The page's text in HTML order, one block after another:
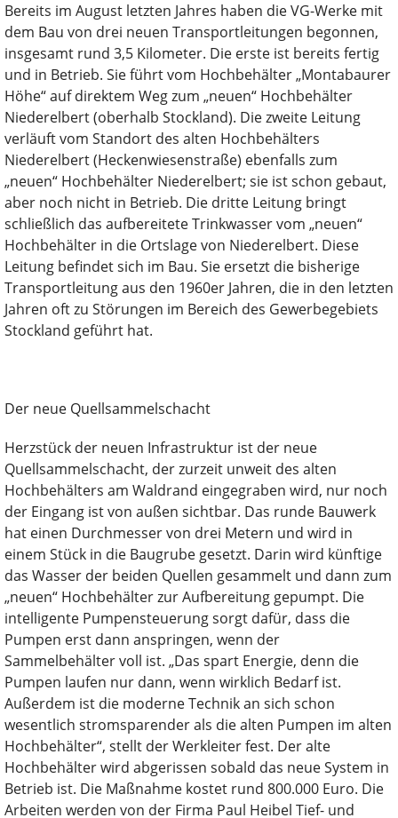
Bereits im August letzten Jahres haben die VG-Werke mit
dem Bau von drei neuen Transportleitungen begonnen,
insgesamt rund 3,5 Kilometer. Die erste ist bereits fertig
und in Betrieb. Sie führt vom Hochbehälter „Montabaurer
Höhe“ auf direktem Weg zum „neuen“ Hochbehälter
Niederelbert (oberhalb Stockland). Die zweite Leitung
verläuft vom Standort des alten Hochbehälters
Niederelbert (Heckenwiesenstraße) ebenfalls zum
„neuen“ Hochbehälter Niederelbert; sie ist schon gebaut,
aber noch nicht in Betrieb. Die dritte Leitung bringt
schließlich das aufbereitete Trinkwasser vom „neuen“
Hochbehälter in die Ortslage von Niederelbert. Diese
Leitung befindet sich im Bau. Sie ersetzt die bisherige
Transportleitung aus den 1960er Jahren, die in den letzten
Jahren oft zu Störungen im Bereich des Gewerbegebiets
Stockland geführt hat.
Der neue Quellsammelschacht
Herzstück der neuen Infrastruktur ist der neue
Quellsammelschacht, der zurzeit unweit des alten
Hochbehälters am Waldrand eingegraben wird, nur noch
der Eingang ist von außen sichtbar. Das runde Bauwerk
hat einen Durchmesser von drei Metern und wird in
einem Stück in die Baugrube gesetzt. Darin wird künftige
das Wasser der beiden Quellen gesammelt und dann zum
„neuen“ Hochbehälter zur Aufbereitung gepumpt. Die
intelligente Pumpensteuerung sorgt dafür, dass die
Pumpen erst dann anspringen, wenn der
Sammelbehälter voll ist. „Das spart Energie, denn die
Pumpen laufen nur dann, wenn wirklich Bedarf ist.
Außerdem ist die moderne Technik an sich schon
wesentlich stromsparender als die alten Pumpen im alten
Hochbehälter“, stellt der Werkleiter fest. Der alte
Hochbehälter wird abgerissen sobald das neue System in
Betrieb ist. Die Maßnahme kostet rund 800.000 Euro. Die
Arbeiten werden von der Firma Paul Heibel Tief- und